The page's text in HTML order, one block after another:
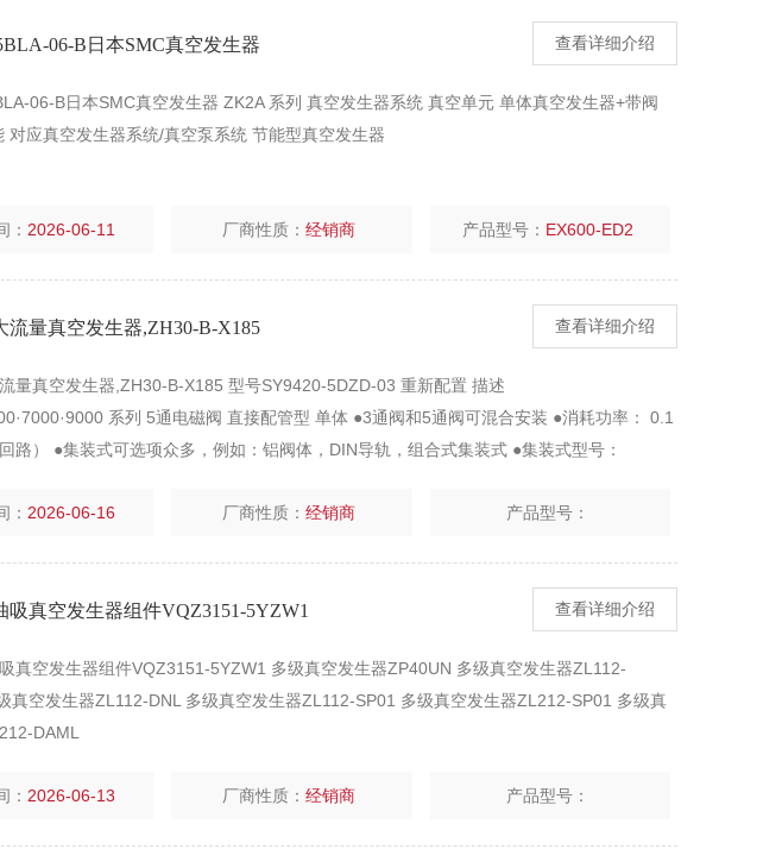
06-B日本SMC真空发生器 查看详细介绍
06-B日本SMC真空发生器 ZK2A 系列 真空发生器系统 真空单元 单体真空发生器+带阀
对应真空发生器系统/真空泵系统 节能型真空发生器
： 2026-06-11 厂商性质：经销商 产品型号： EX600-ED2
流量真空发生器,ZH30-B-X185 查看详细介绍
量真空发生器,ZH30-B-X185 型号SY9420-5DZD-03 重新配置 描述
系列 5通电磁阀 直接配管型 单体 ●3通阀和5通阀可混合安装 ●消耗功率： 0.1
路） ●集装式可选项众多，例如：铝阀体，DIN导轨，组合式集装式 ●集装式型号：
： 2026-06-16 厂商性质：经销商 产品型号：
吸真空发生器组件VQZ3151-5YZW1 查看详细介绍
真空发生器组件VQZ3151-5YZW1 多级真空发生器ZP40UN 多级真空发生器ZL112-
真空发生器ZL112-DNL 多级真空发生器ZL112-SP01 多级真空发生器ZL212-SP01 多级真
DAML
： 2026-06-13 厂商性质：经销商 产品型号：